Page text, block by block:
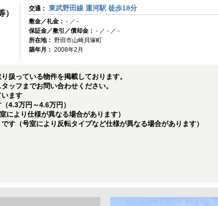
）
交通： 東武野田線 運河駅 徒歩18分
敷金／礼金： - ／ -
保証金／敷引／償却金： - ／ - ／ -
所在地： 野田市山崎貝塚町
築年月： 2008年2月
扱っている物件を掲載しております。
ッフまでお問い合わせください。
ます
4.3万円～4.6万円）
より仕様が異なる場合があります）
す（号室により反転タイプなど仕様が異なる場合があります）